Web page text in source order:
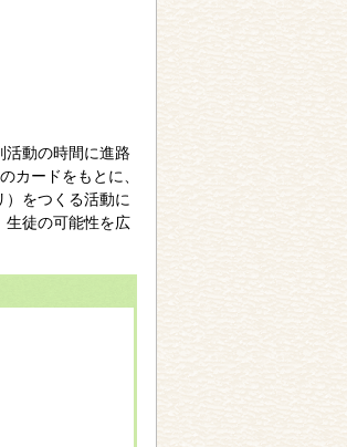
活動の時間に進路
カードをもとに、
をつくる活動に
生徒の可能性を広